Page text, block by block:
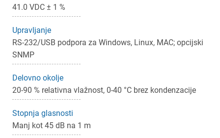
41.0 VDC ± 1 %
Upravljanje
RS-232/USB podpora za Windows, Linux, MAC; opcijski
SNMP
Delovno okolje
20-90 % relativna vlažnost, 0-40 °C brez kondenzacije
Stopnja glasnosti
Manj kot 45 dB na 1 m